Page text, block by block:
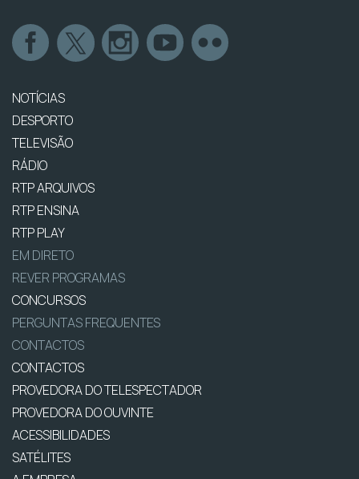
NOTÍCIAS
DESPORTO
TELEVISÃO
RÁDIO
RTP ARQUIVOS
RTP ENSINA
RTP PLAY
EM DIRETO
REVER PROGRAMAS
CONCURSOS
PERGUNTAS FREQUENTES
CONTACTOS
CONTACTOS
PROVEDORA DO TELESPECTADOR
PROVEDORA DO OUVINTE
ACESSIBILIDADES
SATÉLITES